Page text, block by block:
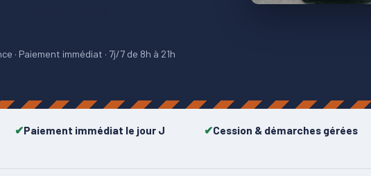
· Paiement immédiat · 7j/7 de 8h à 21h
Paiement immédiat le jour J Cession & démarches gérées